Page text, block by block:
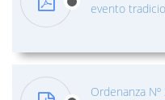
evento
Ordenanza